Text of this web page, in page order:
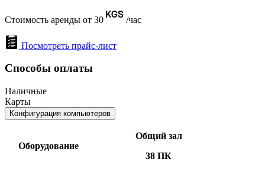
Стоимость аренды от 30 /час
Посмотреть прайс-лист
Способы оплаты
Наличные
Карты
Конфигурация компьютеров
Оборудование
Общий зал
38 ПК